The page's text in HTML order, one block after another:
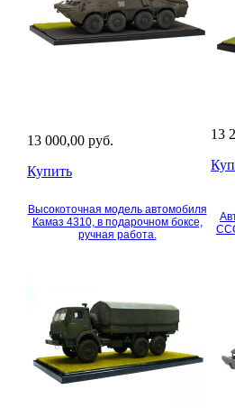
13 000,00 руб.
Купить
13
Высокоточная модель автомобиля
Камаз 4310, в подарочном боксе,
ручная работа.